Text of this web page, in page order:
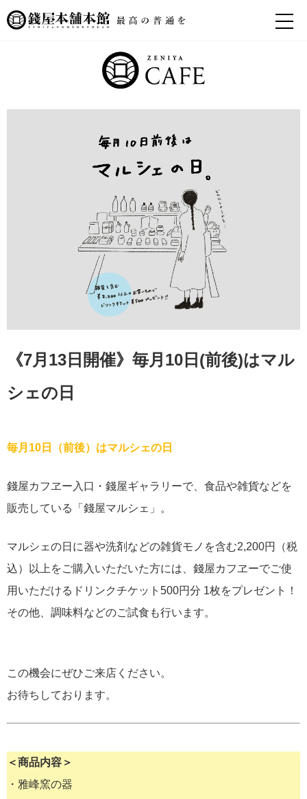
《7月13日開催》毎月10日(前後)はマル
シェの日
毎月10日（前後）はマルシェの日
錢屋カフヱー入口・錢屋ギャラリーで、食品や雑貨などを
販売している「錢屋マルシェ」。
マルシェの日に器や洗剤などの雑貨モノを含む2,200円（税
込）以上をご購入いただいた方には、錢屋カフヱーでご使
用いただけるドリンクチケット500円分 1枚をプレゼント！
その他、調味料などのご試食も行います。
この機会にぜひご来店ください。
お待ちしております。
＜商品内容＞
・雅峰窯の器